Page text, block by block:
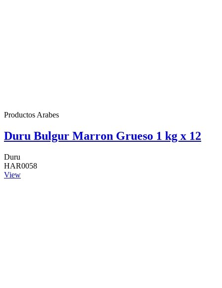
Productos Arabes
Duru Bulgur Marron Grueso 1 kg x 12
Duru
HAR0058
View